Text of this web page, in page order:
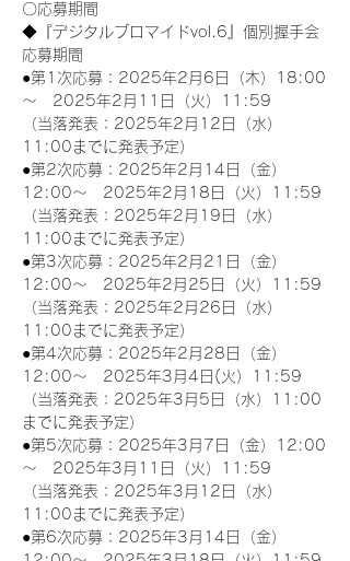
〇応募期間
◆『デジタルブロマイドvol.6』個別握手会
応募期間
●第1次応募：2025年2月6日（木）18:00
～　2025年2月11日（火）11:59
（当落発表：2025年2月12日（水）
11:00までに発表予定）
●第2次応募：2025年2月14日（金）
12:00～　2025年2月18日（火）11:59
（当落発表：2025年2月19日（水）
11:00までに発表予定）
●第3次応募：2025年2月21日（金）
12:00～　2025年2月25日（火）11:59
（当落発表：2025年2月26日（水）
11:00までに発表予定）
●第4次応募：2025年2月28日（金）
12:00～　2025年3月4日(火）11:59
（当落発表：2025年3月5日（水）11:00
までに発表予定）
●第5次応募：2025年3月7日（金）12:00
～　2025年3月11日（火）11:59
（当落発表：2025年3月12日（水）
11:00までに発表予定）
●第6次応募：2025年3月14日（金）